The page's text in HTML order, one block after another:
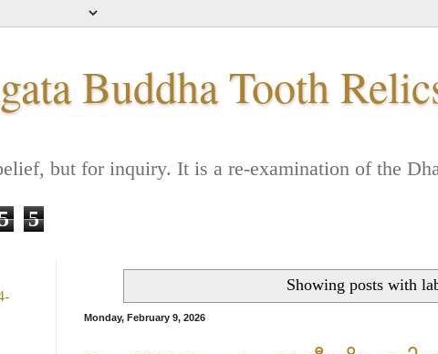
Buddha Tooth
but for inquiry. It is a re-examination of the
5
Showing posts with
Monday, February 9, 2026